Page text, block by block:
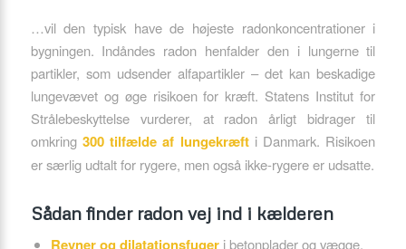
…vil den typisk have de højeste radonkoncentrationer i
bygningen. Indåndes radon henfalder den i lungerne til
partikler, som udsender alfapartikler – det kan beskadige
lungevævet og øge risikoen for kræft. Statens Institut for
Strålebeskyttelse vurderer, at radon årligt bidrager til
omkring 300 tilfælde af lungekræfti Danmark. Risikoen
er særlig udtalt for rygere, men også ikke-rygere er udsatte.
Sådan finder radon vej ind i kælderen
Revner og dilatationsfugeri betonplader og vægge.